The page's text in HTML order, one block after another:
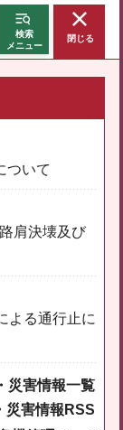
検索
メニュー
閉じる
ついて
肩決壊及び
よる通行止に
災害情報一覧
災害情報RSS